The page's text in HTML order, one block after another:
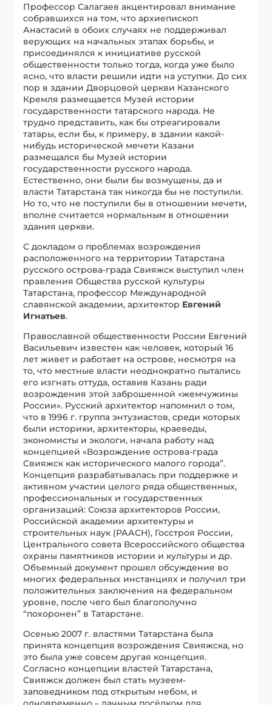
Профессор Салагаев акцентировал внимание
собравшихся на том, что архиепископ
Анастасий в обоих случаях не поддерживал
верующих на начальных этапах борьбы, и
присоединялся к инициативе русской
общественности только тогда, когда уже было
ясно, что власти решили идти на уступки. До сих
пор в здании Дворцовой церкви Казанского
Кремля размещается Музей истории
государственности татарского народа. Не
трудно представить, как бы отреагировали
татары, если бы, к примеру, в здании какой-
нибудь исторической мечети Казани
размещался бы Музей истории
государственности русского народа.
Естественно, они были бы возмущены, да и
власти Татарстана так никогда бы не поступили.
Но то, что не поступили бы в отношении мечети,
вполне считается нормальным в отношении
здания церкви.
С докладом о проблемах возрождения
расположенного на территории Татарстана
русского острова-града Свияжск выступил член
правления Общества русской культуры
Татарстана, профессор Международной
славянской академии, архитектор Евгений
Игнатьев.
Православной общественности России Евгений
Васильевич известен как человек, который 16
лет живет и работает на острове, несмотря на
то, что местные власти неоднократно пытались
его изгнать оттуда, оставив Казань ради
возрождения этой заброшенной «жемчужины
России». Русский архитектор напомнил о том,
что в 1996 г. группа энтузиастов, среди которых
были историки, архитекторы, краеведы,
экономисты и экологи, начала работу над
концепцией «Возрождение острова-града
Свияжск как исторического малого города”.
Концепция разрабатывалась при поддержке и
активном участии целого ряда общественных,
профессиональных и государственных
организаций: Союза архитекторов России,
Российской академии архитектуры и
строительных наук (РААСН), Госстроя России,
Центрального совета Всероссийского общества
охраны памятников истории и культуры и др.
Объемный документ прошел обсуждение во
многих федеральных инстанциях и получил три
положительных заключения на федеральном
уровне, после чего был благополучно
“похоронен” в Татарстане.
Осенью 2007 г. властями Татарстана была
принята концепция возрождения Свияжска, но
это была уже совсем другая концепция.
Согласно концепции властей Татарстана,
Свияжск должен был стать музеем-
заповедником под открытым небом, и